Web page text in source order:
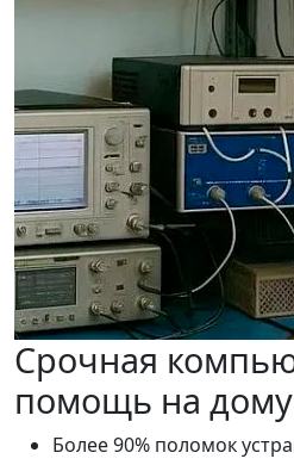
Срочная
помощь на
Более 90% поломок